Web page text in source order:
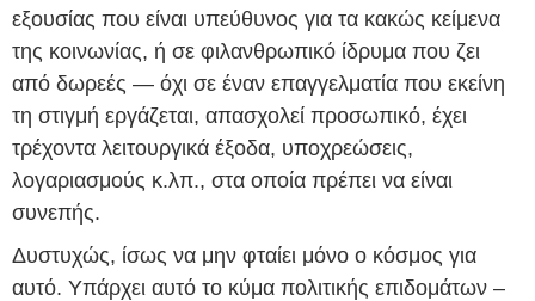
εξουσίας που είναι υπεύθυνος για τα κακώς κείμενα
της κοινωνίας, ή σε φιλανθρωπικό ίδρυμα που ζει
από δωρεές — όχι σε έναν επαγγελματία που εκείνη
τη στιγμή εργάζεται, απασχολεί προσωπικό, έχει
τρέχοντα λειτουργικά έξοδα, υποχρεώσεις,
λογαριασμούς κ.λπ., στα οποία πρέπει να είναι
συνεπής.
Δυστυχώς, ίσως να μην φταίει μόνο ο κόσμος για
αυτό. Υπάρχει αυτό το κύμα πολιτικής επιδομάτων –